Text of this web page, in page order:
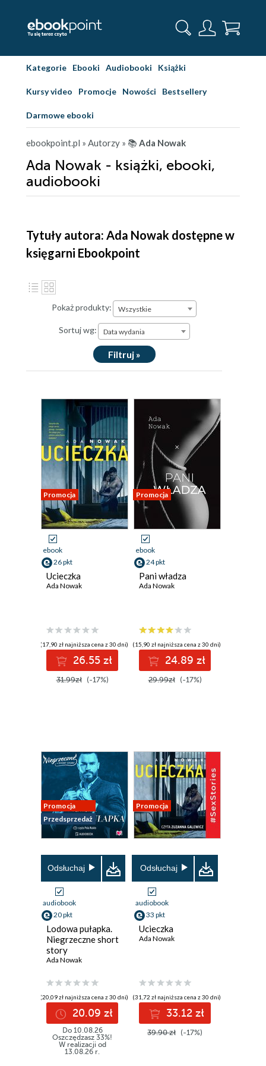
Kategorie Ebooki Audiobooki Książki
Kursy video Promocje Nowości Bestsellery
Darmowe ebooki
ebookpoint.pl » Autorzy » 📚Ada Nowak
Ada Nowak - książki, ebooki,
audiobooki
Tytuły autora: Ada Nowak dostępne w
księgarni Ebookpoint
Pokaż produkty: Wszystkie
Sortuj wg: Data wydania
Filtruj »
Promocja
ebook
26 pkt
Ucieczka
Ada Nowak
(17,90 zł najniższa cena z 30 dni)
26.55 zł
31.99zł (-17%)
Promocja
ebook
24 pkt
Pani władza
Ada Nowak
(15,90 zł najniższa cena z 30 dni)
24.89 zł
29.99zł (-17%)
Promocja
Przedsprzedaż
Odsłuchaj
audiobook
20 pkt
Lodowa pułapka.
Niegrzeczne short
story
Ada Nowak
(20,09 zł najniższa cena z 30 dni)
20.09 zł
Do 10.08.26
Oszczędzasz 33%!
W realizacji od
13.08.26 r.
Promocja
Odsłuchaj
audiobook
33 pkt
Ucieczka
Ada Nowak
(31,72 zł najniższa cena z 30 dni)
33.12 zł
39.90 zł (-17%)